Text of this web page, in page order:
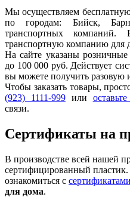
Мы осуществляем бесплатную
по городам: Бийск,
транспортных
транспортную компанию для
На сайте указаны
до 100 000 руб. Действует
вы можете получить разовую
Чтобы заказать товары,
(923) 1111-999или
связи.
Сертификаты на
В производстве всей нашей
сертифицированный пластик.
ознакомиться с
для дома.